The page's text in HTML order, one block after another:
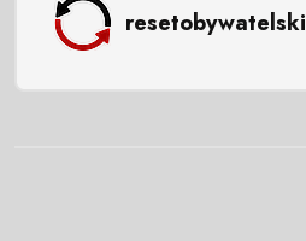
resetobywatelski